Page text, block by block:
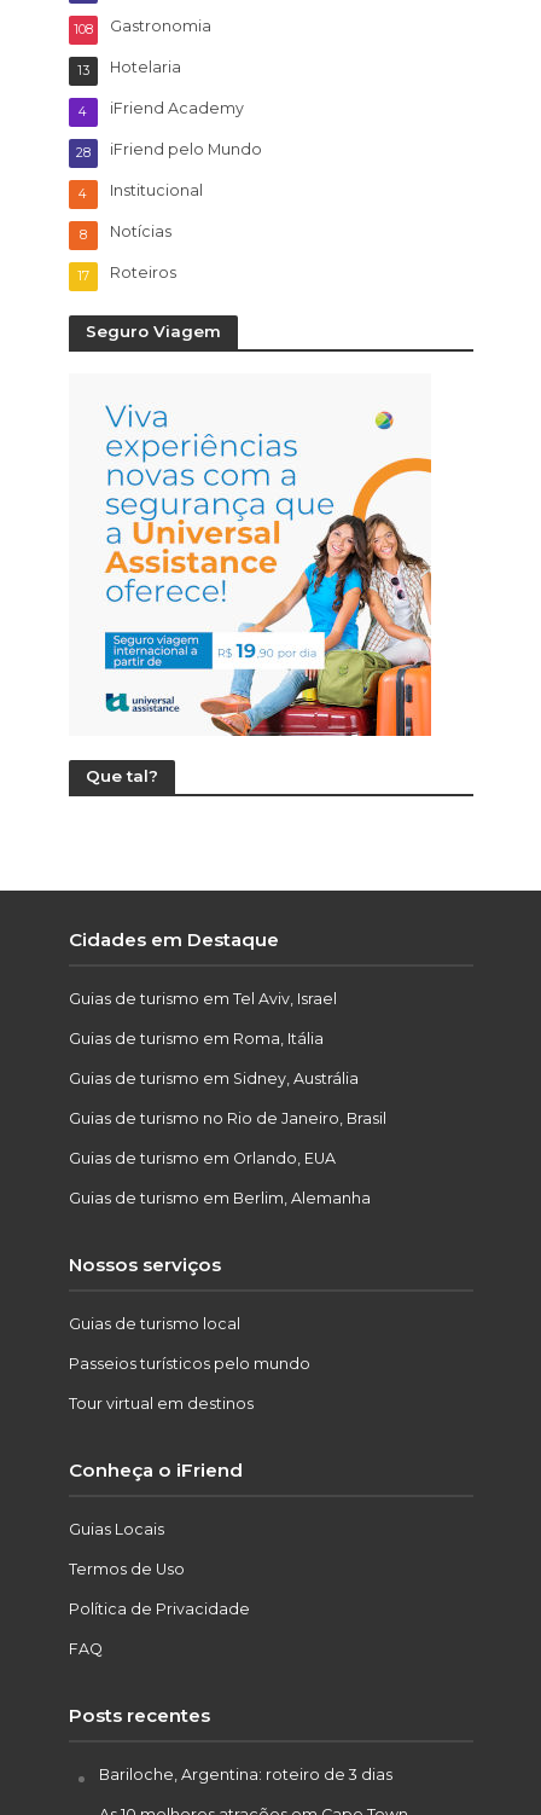
Gastronomia
108
Hotelaria
13
iFriend Academy
4
iFriend pelo Mundo
28
Institucional
4
Notícias
8
Roteiros
17
Seguro Viagem
Que tal?
Cidades em Destaque
Guias de turismo em Tel Aviv, Israel
Guias de turismo em Roma, Itália
Guias de turismo em Sidney, Austrália
Guias de turismo no Rio de Janeiro, Brasil
Guias de turismo em Orlando, EUA
Guias de turismo em Berlim, Alemanha
Nossos serviços
Guias de turismo local
Passeios turísticos pelo mundo
Tour virtual em destinos
Conheça o iFriend
Guias Locais
Termos de Uso
Política de Privacidade
FAQ
Posts recentes
Bariloche, Argentina: roteiro de 3 dias